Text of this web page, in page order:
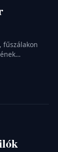
fűszálakon
terjesztenek,
Éppen